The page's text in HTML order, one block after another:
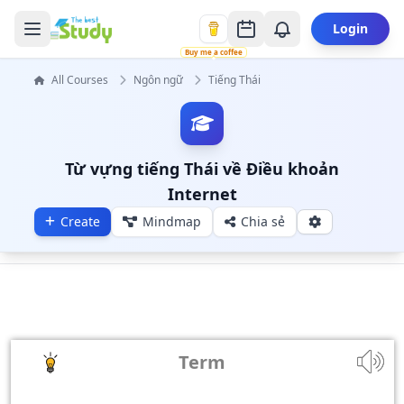
Buy me a coffee
Login
All Courses Ngôn ngữ Tiếng Thái
Từ vựng tiếng Thái về Điều khoản
Internet
Create Mindmap Chia sẻ
Term